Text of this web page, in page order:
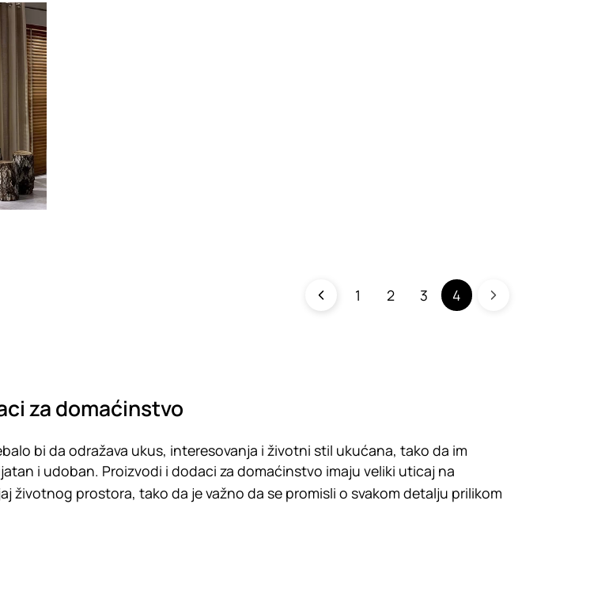
1 2 3 4
za domaćinstvo
bi da odražava ukus, interesovanja i životni stil ukućana, tako da im
i udoban. Proizvodi i dodaci za domaćinstvo imaju veliki uticaj na
životnog prostora, tako da je važno da se promisli o svakom detalju prilikom